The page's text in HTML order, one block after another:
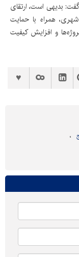
بدیهی است، ارتقای
همراه با حمایت
و افزایش کیفیت